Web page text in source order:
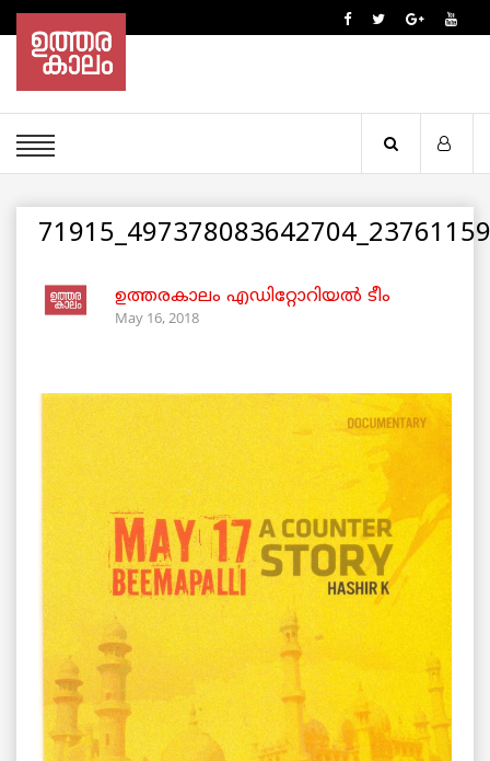
ഉത്തരകാലം എഡിറ്റോറിയല്‍ ടീം
May 16, 2018